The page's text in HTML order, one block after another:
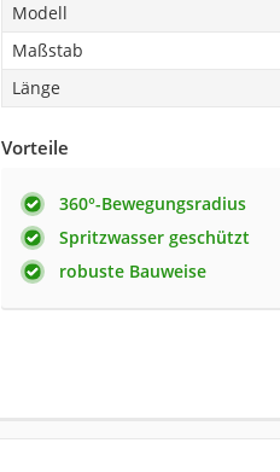
Modell
Maßstab
Länge
Vorteile
360°-Bewegungsradius
Spritzwasser geschützt
robuste Bauweise